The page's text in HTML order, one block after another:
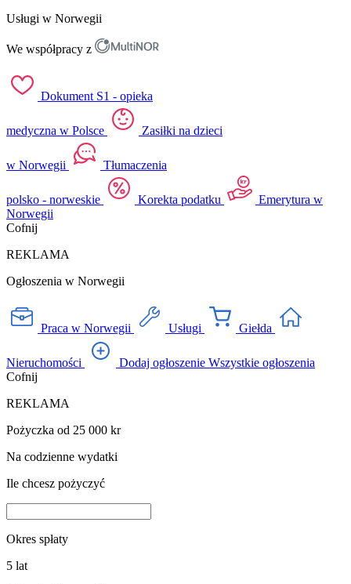
Usługi w Norwegii
We współpracy z
Dokument S1 - opieka
medyczna w Polsce Zasiłki na dzieci
w Norwegii Tłumaczenia
polsko - norweskie Korekta podatku
Emerytura w
Norwegii
Cofnij
REKLAMA
Ogłoszenia w Norwegii
Praca w Norwegii Usługi Giełda
Nieruchomości Dodaj ogłoszenie Wszystkie ogłoszenia
Cofnij
REKLAMA
Pożyczka od 25 000 kr
Na codzienne wydatki
Ile chcesz pożyczyć
Okres spłaty
5 lat